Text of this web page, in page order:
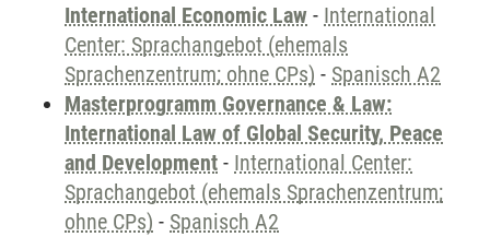
International Economic Law - International
Center: Sprachangebot (ehemals
Sprachenzentrum; ohne CPs) - Spanisch A2
Masterprogramm Governance & Law:
International Law of Global Security, Peace
and Development - International Center:
Sprachangebot (ehemals Sprachenzentrum;
ohne CPs) - Spanisch A2